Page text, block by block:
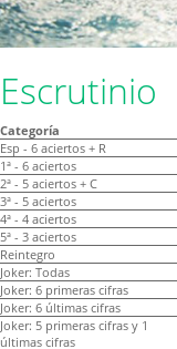
Escrutinio
Categoría
Esp - 6 aciertos + R
1ª - 6 aciertos
2ª - 5 aciertos + C
3ª - 5 aciertos
4ª - 4 aciertos
5ª - 3 aciertos
Reintegro
Joker: Todas
Joker: 6 primeras cifras
Joker: 6 últimas cifras
Joker: 5 primeras cifras y 1
últimas cifras